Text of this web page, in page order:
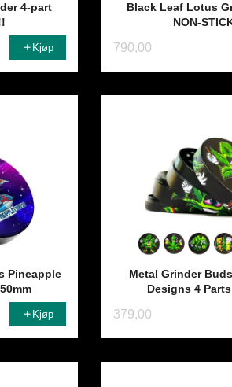
4-part
Kjøp
Black Leaf Lotus
NON-
790,00
Pineapple
Kjøp
Metal Grinder
Designs 4
379,00